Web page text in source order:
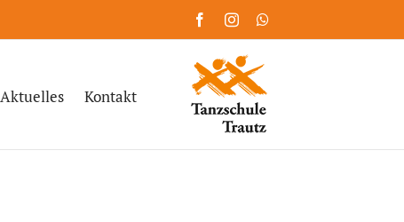
FacebookInstagram
Aktuelles Kontakt